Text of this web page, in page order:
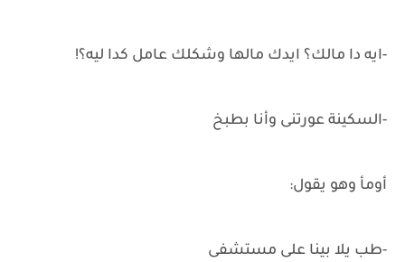
-ايه دا مالك؟ ايدك مالها وشكلك عامل كدا ليه؟!
-السكينة عورتنى وأنا بطبخ
أومأ وهو يقول:
-طب يلا بينا على مستشفى